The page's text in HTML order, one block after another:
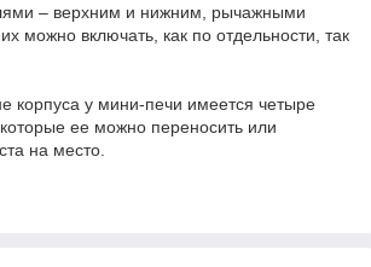
– верхним и нижним, рычажными
можно включать, как по отдельности, так
корпуса у мини-печи имеется четыре
ее можно переносить или
на место.